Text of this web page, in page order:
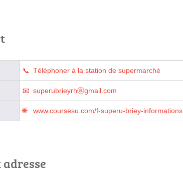
Téléphoner à la station de supermarché
superubrieyrhⓐgmail.com
www.coursesu.com/f-superu-briey-informations